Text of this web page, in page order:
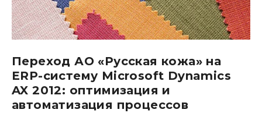
Переход АО «Русская кожа» на
ERP-систему Microsoft Dynamics
AX 2012: оптимизация и
автоматизация процессов